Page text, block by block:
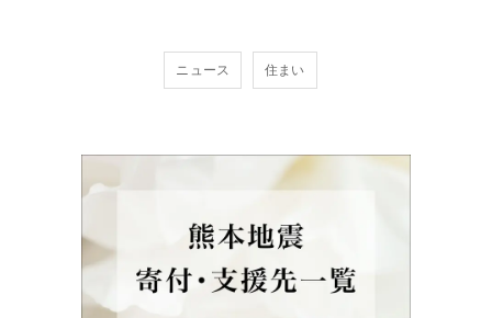
ニュース 住まい